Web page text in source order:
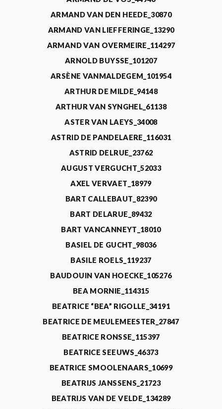
ARMAND VAN DEN HEEDE_30870
ARMAND VAN LIEFFERINGE_13290
ARMAND VAN OVERMEIRE_114297
ARNOLD BUYSSE_101207
ARSÈNE VANMALDEGEM_101954
ARTHUR DE MILDE_94148
ARTHUR VAN SYNGHEL_61138
ASTER VAN LAEYS_34008
ASTRID DE PANDELAERE_116031
ASTRID DELRUE_23762
AUGUST VERGUCHT_52033
AXEL VERVAET_18979
BART CALLEBAUT_82390
BART DELARUE_89432
BART VANCANNEYT_18010
BASIEL DE GUCHT_98036
BASILE ROELS_119237
BAUDOUIN VAN HOECKE_105276
BEA MORNIE_114315
BEATRICE “BEA” RIGOLLE_34191
BEATRICE DE MEULEMEESTER_27847
BEATRICE RONSSE_115397
BEATRICE SEEUWS_46373
BEATRICE SMOOLENAARS_10699
BEATRIJS JANSSENS_21723
BEATRIJS VAN DE VELDE_134289